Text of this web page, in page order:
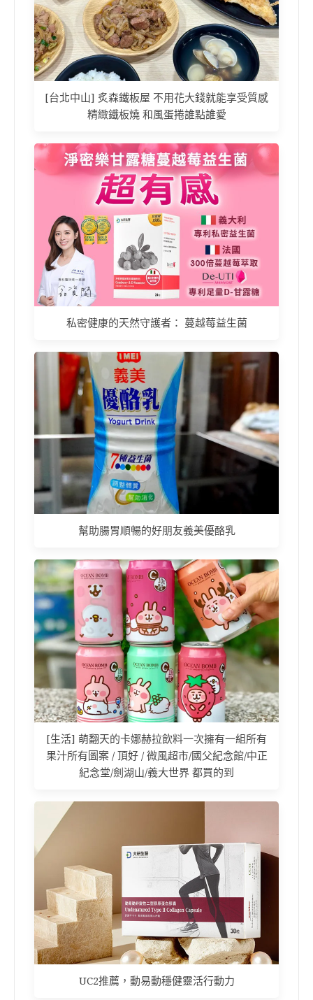
[台北中山] 炙森鐵板屋 不用花大錢就能享受質感
精緻鐵板燒 和風蛋捲誰點誰愛
私密健康的天然守護者： 蔓越莓益生菌
幫助腸胃順暢的好朋友義美優酪乳
[生活] 萌翻天的卡娜赫拉飲料一次擁有一組所有
果汁所有圖案 / 頂好 / 微風超市/國父紀念館/中正
紀念堂/劍湖山/義大世界 都買的到
UC2推薦，動易動穩健靈活行動力